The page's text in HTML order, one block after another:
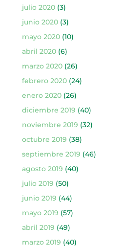
julio 2020(3)
junio 2020(3)
mayo 2020(10)
abril 2020(6)
marzo 2020(26)
febrero 2020(24)
enero 2020(26)
diciembre 2019 (40)
noviembre 2019 (32)
octubre 2019 (38)
septiembre 2019 (46)
agosto 2019 (40)
julio 2019 (50)
junio 2019 (44)
mayo 2019 (57)
abril 2019 (49)
marzo 2019 (40)